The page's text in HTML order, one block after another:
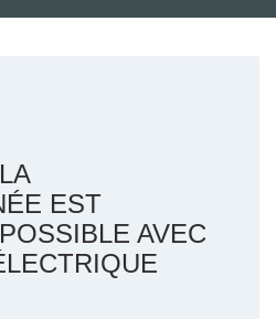
EST
AVEC